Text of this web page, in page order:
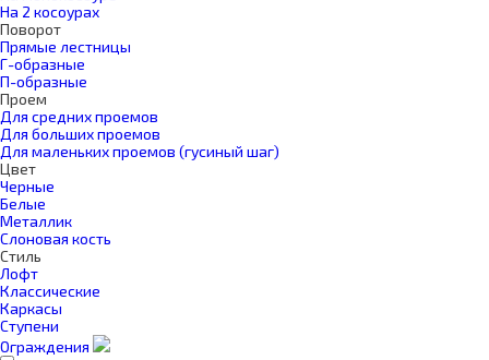
На 2 косоурах
Поворот
Прямые лестницы
Г-образные
П-образные
Проем
Для средних проемов
Для больших проемов
Для маленьких проемов (гусиный шаг)
Цвет
Черные
Белые
Металлик
Слоновая кость
Стиль
Лофт
Классические
Каркасы
Ступени
Ограждения